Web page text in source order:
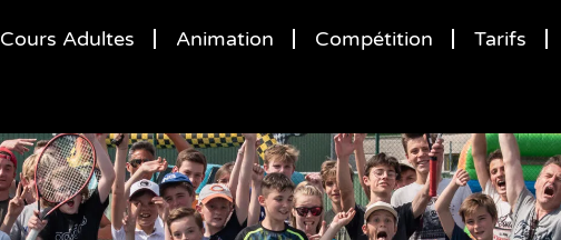
Cours Adultes Animation Compétition Tarifs